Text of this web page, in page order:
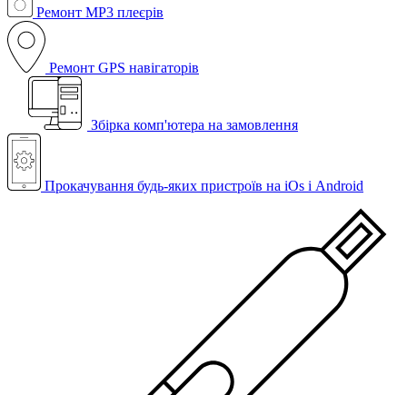
Ремонт MP3 плеєрів
Ремонт GPS навігаторів
Збірка комп'ютера на замовлення
Прокачування будь-яких пристроїв на iOs і Android